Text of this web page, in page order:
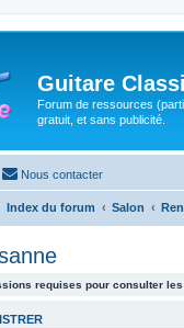
Guitare
Forum de ressources
gratuit, et sans publicité.
Nous contacter
Index du forum Salon
requises pour consulter